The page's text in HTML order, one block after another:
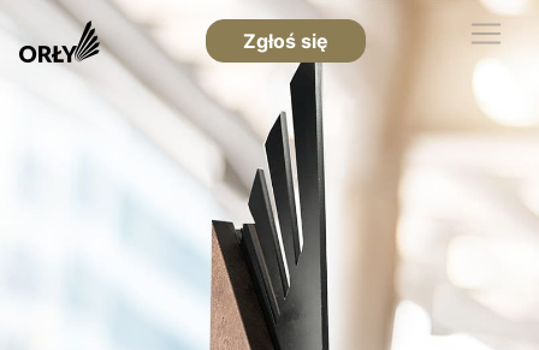
Zgłoś się